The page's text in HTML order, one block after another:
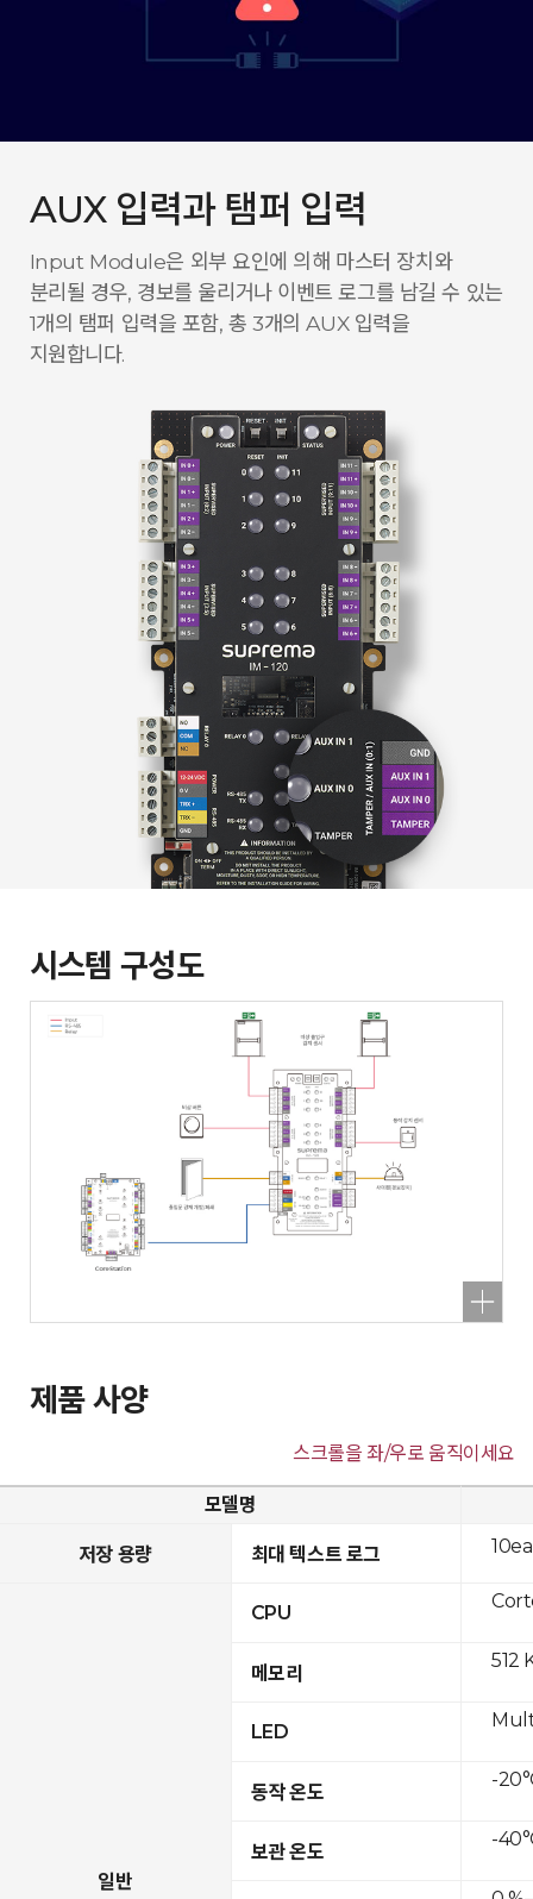
AUX 입력과 탬퍼 입력
Input Module은 외부 요인에 의해 마스터 장치와
분리될 경우, 경보를 울리거나 이벤트 로그를 남길 수 있는
1개의 탬퍼 입력을 포함, 총 3개의 AUX 입력을
지원합니다.
시스템 구성도
제품 사양
스크롤을 좌/우로 움직이세요
모델명
저장 용량 최대 텍스트 로그
일반
CPU
메모리
LED
동작 온도
보관 온도
512
-
-